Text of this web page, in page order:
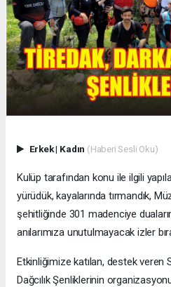
Erkek| Kadın (Haberi Sesli Oku)
Kulüp tarafından konu ile ilgili
yürüdük, kayalarında tırmandık,
şehitliğinde 301 madenciye
anılarımıza unutulmayacak izler
Etkinliğimize katılan, destek veren
Dağcılık Şenliklerinin